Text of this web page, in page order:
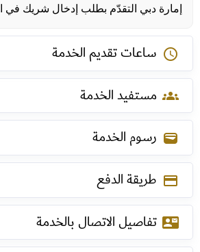
إمارة دبي التقدّم بطلب إدخال شريك في
schedule ساعات تقديم الخدمة
groups مستفيد الخدمة
wallet رسوم الخدمة
payment طريقة الدفع
contact_mail تفاصيل الاتصال بالخدمة